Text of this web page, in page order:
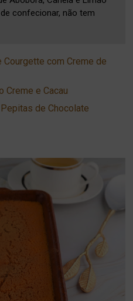
confecionar, não tem
Courgette com Creme de
Creme e Cacau
de Chocolate